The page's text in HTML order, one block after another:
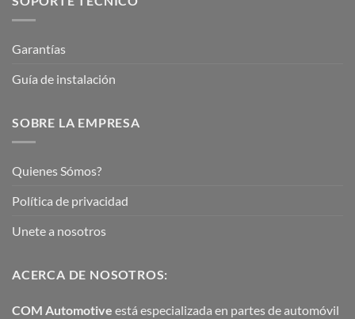
Garantías
Guía de instalación
SOBRE LA EMPRESA
Quienes Sómos?
Política de privacidad
Unete a nosotros
ACERCA DE NOSOTROS:
COM Automotive está especializada en partes de automóvil